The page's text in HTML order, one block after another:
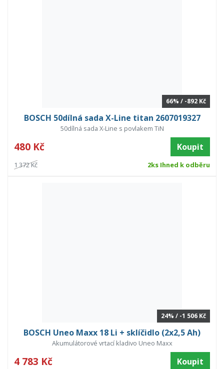
66% / -892 Kč
BOSCH 50dílná sada X-Line titan 2607019327
50dílná sada X-Line s povlakem TiN
480 Kč Koupit
1 372 Kč 2ks Ihned k odběru
24% / -1 506 Kč
BOSCH Uneo Maxx 18 Li + sklíčidlo (2x2,5 Ah)
Akumulátorové vrtací kladivo Uneo Maxx
4 783 Kč Koupit